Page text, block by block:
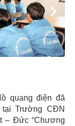
Next
quang điện đã
Trường CĐN
– Đức “Chương